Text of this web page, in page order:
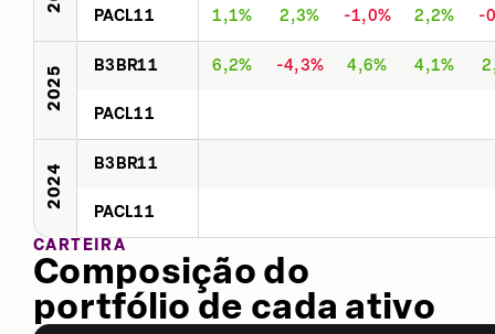
PACL11 1,1% 2,3% -1,0% 2,2% -
2025 B3BR11 6,2% -4,3% 4,6% 4,1%
PACL11
2024 B3BR11
PACL11
CARTEIRA
Composição do
portfólio de cada ativo